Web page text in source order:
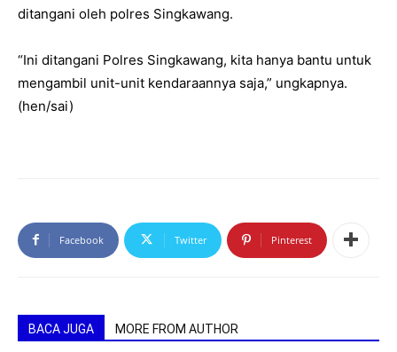
ditangani oleh polres Singkawang.
“Ini ditangani Polres Singkawang, kita hanya bantu untuk
mengambil unit-unit kendaraannya saja,” ungkapnya.
(hen/sai)
Facebook Twitter Pinterest
BACA JUGA MORE FROM AUTHOR